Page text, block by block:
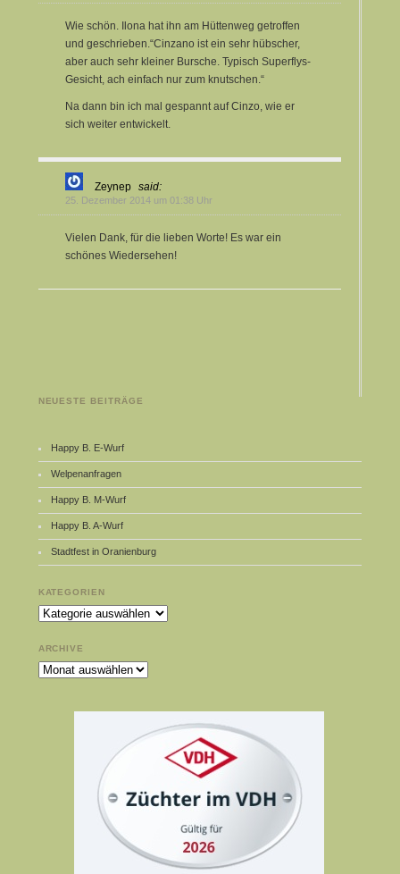
Wie schön. Ilona hat ihn am Hüttenweg getroffen
und geschrieben.“Cinzano ist ein sehr hübscher,
aber auch sehr kleiner Bursche. Typisch Superflys-
Gesicht, ach einfach nur zum knutschen.“
Na dann bin ich mal gespannt auf Cinzo, wie er
sich weiter entwickelt.
Zeynep said:
25. Dezember 2014 um 01:38 Uhr
Vielen Dank, für die lieben Worte! Es war ein
schönes Wiedersehen!
NEUESTE BEITRÄGE
Happy B. E-Wurf
Welpenanfragen
Happy B. M-Wurf
Happy B. A-Wurf
Stadtfest in Oranienburg
KATEGORIEN
Kategorien
ARCHIVE
Archive